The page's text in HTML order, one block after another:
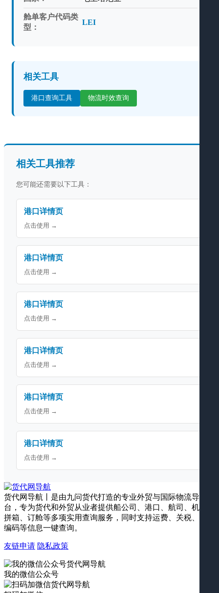
舱单客户代码类
型：
LEI
相关工具
港口查询工具 物流时效查询
相关工具推荐
您可能还需要以下工具：
港口详情页
点击使用 →
港口详情页
点击使用 →
港口详情页
点击使用 →
港口详情页
点击使用 →
港口详情页
点击使用 →
港口详情页
点击使用 →
货代网导航丨是由九问货代打造的专业外贸与国际物流导航平
台，专为货代和外贸从业者提供船公司、港口、航司、机场、
拼箱、订舱等多项实用查询服务，同时支持运费、关税、海关
编码等信息一键查询。
友链申请 隐私政策
我的微信公众号